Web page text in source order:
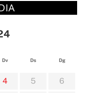
Dv Ds Dg
4 5
6